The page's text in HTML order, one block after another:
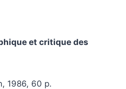
et critique des
1986, 60 p.